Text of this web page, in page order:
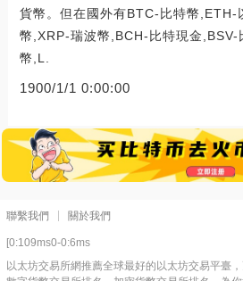
貨幣。但在國外有BTC-比特幣,ETH-
幣,XRP-瑞波幣,BCH-比特現金,BSV-
幣,L.
1900/1/1 0:00:00
聯繫我們 關於我們
[0:109ms0-0:6ms
以太坊交易所網推薦全球最好的以太坊交易平臺